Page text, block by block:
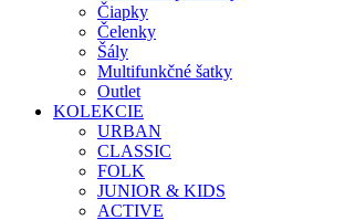
Čiapky
Čelenky
Šály
Multifunkčné šatky
Outlet
KOLEKCIE
URBAN
CLASSIC
FOLK
JUNIOR & KIDS
ACTIVE